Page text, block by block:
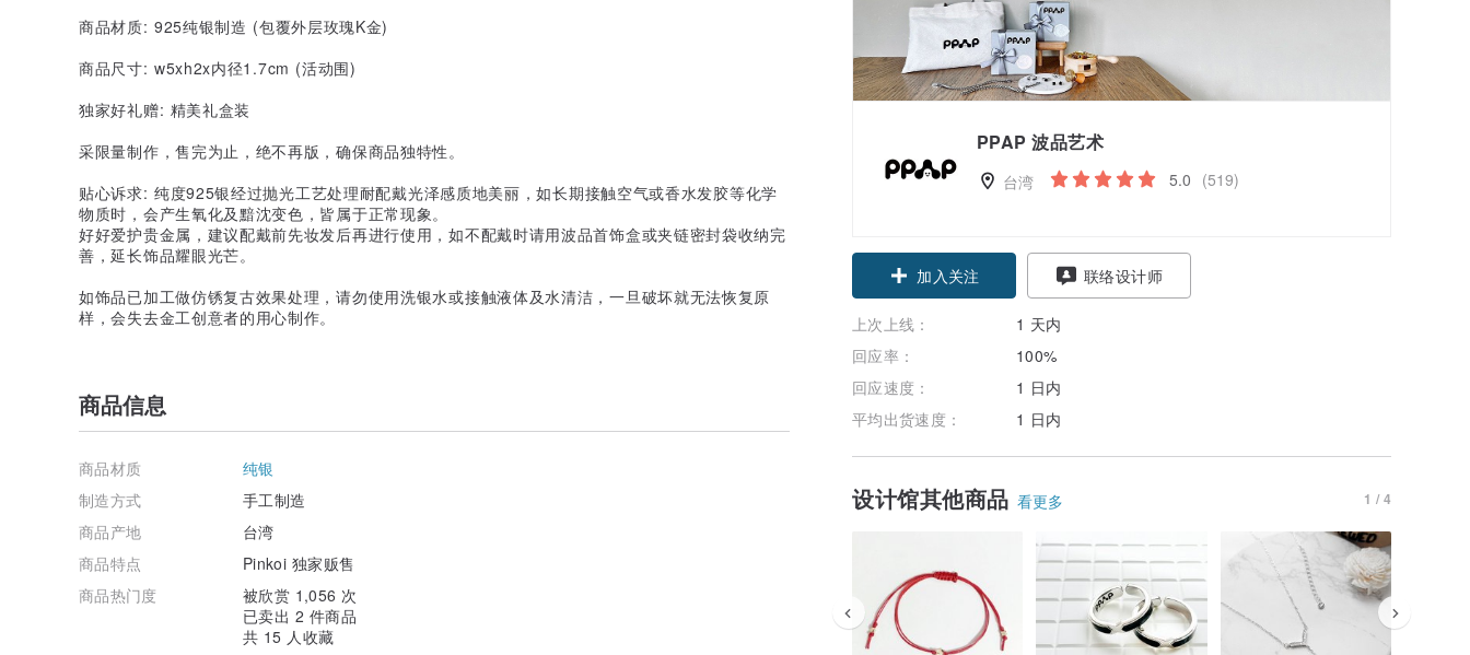
PPAP 波品艺术
台湾 5.0 (519)
领优惠券
加入关注
联络设计师
上次上线：
1 天内
回应率：
100%
回应速度：
1 日内
平均出货速度：
1 日内
设计馆其他商品 看更多 1 / 4
商品材质: 925纯银制造 (包覆外层玫瑰K金)
商品尺寸: w5xh2x内径1.7cm (活动围)
独家好礼赠: 精美礼盒装
采限量制作，售完为止，绝不再版，确保商品独特性。
贴心诉求: 纯度925银经过抛光工艺处理耐配戴光泽感质地美丽，如长期接触空气或香水发胶等化学
物质时，会产生氧化及黯沈变色，皆属于正常现象。
好好爱护贵金属，建议配戴前先妆发后再进行使用，如不配戴时请用波品首饰盒或夹链密封袋收纳完
善，延长饰品耀眼光芒。
如饰品已加工做仿锈复古效果处理，请勿使用洗银水或接触液体及水清洁，一旦破坏就无法恢复原
样，会失去金工创意者的用心制作。
商品信息
商品材质
纯银
制造方式
手工制造
商品产地
台湾
商品特点
Pinkoi 独家贩售
商品热门度
被欣赏 1,056 次
已卖出 2 件商品
共 15 人收藏